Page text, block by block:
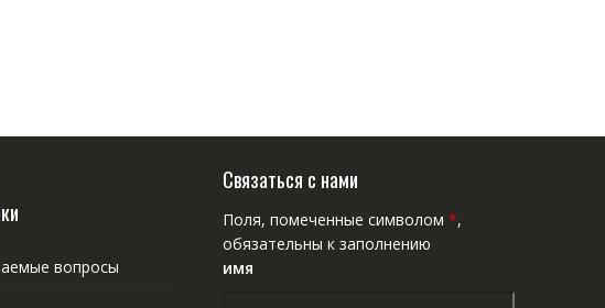
вопросы
Связаться с нами
Поля, помеченные символом *,
обязательны к заполнению
имя